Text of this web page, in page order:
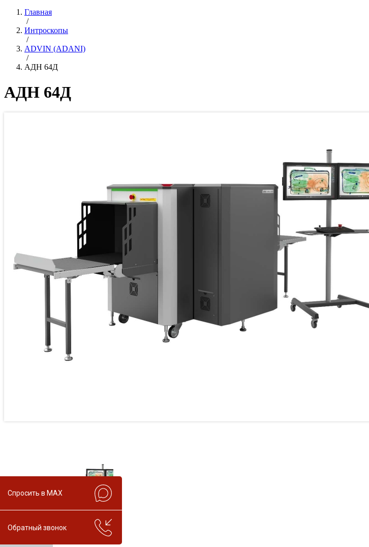
Главная
/
Интроскопы
/
ADVIN (ADANI)
/
АДН 64Д
АДН 64Д
Спросить в MAX
Обратный звонок